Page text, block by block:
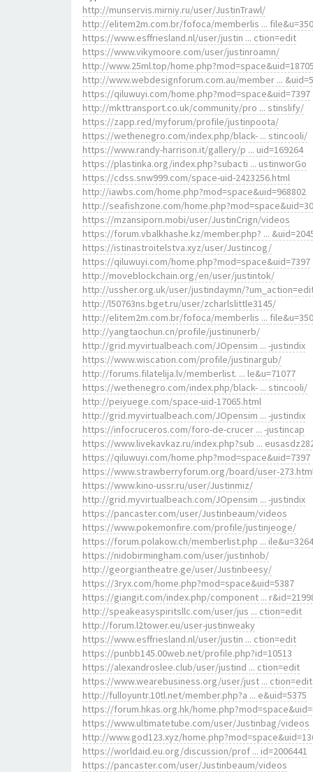
http://munservis.mirniy.ru/user/JustinTrawl/
http://elitem2m.com.br/fofoca/memberlis ... file&u=350
https://www.esffriesland.nl/user/justin ... ction=edit
https://www.vikymoore.com/user/justinroamn/
http://www.25ml.top/home.php?mod=space&uid=18705
http://www.webdesignforum.com.au/member ...
https://qiluwuyi.com/home.php?mod=space&uid=7397
http://mkttransport.co.uk/community/pro ... stinslify/
https://zapp.red/myforum/profile/justinpoota/
https://wethenegro.com/index.php/black- ... stincooli/
https://www.randy-harrison.it/gallery/p ... uid=169264
https://plastinka.org/index.php?subacti ... ustinworGo
https://cdss.snw999.com/space-uid-2423256.html
http://iawbs.com/home.php?mod=space&uid=968802
http://seafishzone.com/
https://mzansiporn.mobi/user/JustinCrign/videos
https://forum.vbalkhashe.kz/member.php? ...
https://istinastroitelstva.xyz/user/Justincog/
https://qiluwuyi.com/home.php?mod=space&uid=7397
http://moveblockchain.org/en/user/justintok/
http://ussher.org.uk/user/justindaymn/
http://l50763ns.bget.ru/user/zcharlslittle3145/
http://elitem2m.com.br/fofoca/memberlis ... file&u=350
http://yangtaochun.cn/profile/justinunerb/
http://grid.myvirtualbeach.com/JOpensim ... -justindix
https://www.wiscation.com/profile/justinargub/
http://forums.filatelija.lv/memberlist. ... le&u=71077
https://wethenegro.com/index.php/black- ... stincooli/
http://peiyuege.com/space-uid-17065.html
http://grid.myvirtualbeach.com/JOpensim ... -justindix
https://infocruceros.com/foro-de-crucer ... -justincap
https://www.livekavkaz.ru/index.php?sub ...
https://qiluwuyi.com/home.php?mod=space&uid=7397
https://www.strawberryforum.org/board/user-
https://www.kino-ussr.ru/user/Justinmiz/
http://grid.myvirtualbeach.com/JOpensim ... -justindix
https://pancaster.com/user/Justinbeaum/videos
https://www.pokemonfire.com/profile/justinjeoge/
https://forum.polakow.ch/memberlist.php ... ile&u=3264
https://nidobirmingham.com/user/justinhob/
http://georgiantheatre.ge/user/Justinbeesy/
https://3ryx.com/home.php?mod=space&uid=5387
https://giangit.com/index.php/component ...
http://speakeasyspiritsllc.com/user/jus ... ction=edit
http://forum.l2tower.eu/user-justinweaky
https://www.esffriesland.nl/user/justin ... ction=edit
https://punbb145.00web.net/profile.php?id=10513
https://alexandroslee.club/user/justind ... ction=edit
https://www.wearebusiness.org/user/just ... ction=edit
http://fulloyuntr.10tl.net/member.php?a ... e&uid=5375
https://forum.hkas.org.hk/
https://www.ultimatetube.com/user/Justinbag/videos
http://www.god123.xyz/
https://worldaid.eu.org/discussion/prof ... id=2006441
https://pancaster.com/user/Justinbeaum/videos